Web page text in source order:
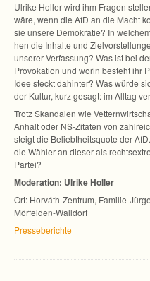
Ulrike Hol­ler wird ihm Fra­gen
wäre, wenn die AfD an die Macht
sie unsere Demo­kra­tie? In
hen die Inhalte und
unse­rer Ver­fas­sung? Was ist bei
Pro­vo­ka­tion und worin besteht ihr
Idee steckt dahin­ter? Was würde
der Kul­tur, kurz gesagt: im All­tag
Trotz Skan­da­len wie
Anhalt oder NS-Zitaten von
steigt die Beliebt­heits­quote der
die Wäh­ler an die­ser als
Partei?
Mode­ra­tion: Ulrike Holler
Ort: Horváth-Zentrum, Familie-
Mörfelden-Walldorf
Pres­se­be­richte